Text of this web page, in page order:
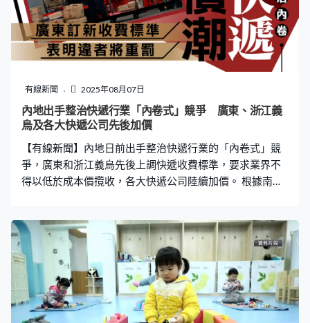
有線新聞 2025年08月07日
內地出手整治快遞行業「內卷式」競爭 廣東、浙江義
烏及各大快遞公司先後加價
【有線新聞】內地日前出手整治快遞行業的「內卷式」競
爭，廣東和浙江義烏先後上調快遞收費標準，要求業界不
得以低於成本價攬收，各大快遞公司陸續加價。 根據南方
「低價換量」的內卷式競爭，透過降低價格爭取更大市場
份額，令基層網點的利潤長期受壓，導致快遞員收入低，
服務差，形成惡性循環。 國家郵政局上月底召開，快遞企
業座談會要求各企業負責人積極解決「內卷式」競爭，和
農村地區領取快件違規收費等問題，要求郵政管理部門加
強監管和執法力度，維護消費者和快遞從業員合法權益，